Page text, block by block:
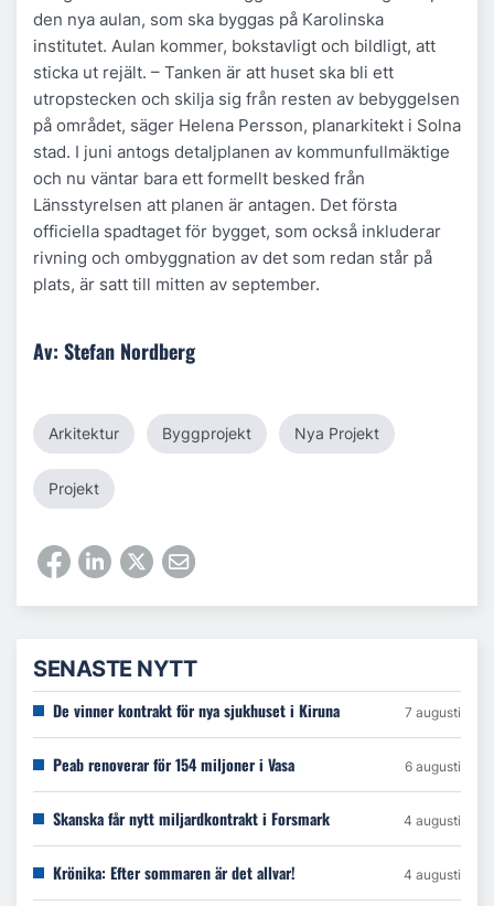
den nya aulan, som ska byggas på Karolinska
institutet. Aulan kommer, bokstavligt och bildligt, att
sticka ut rejält. – Tanken är att huset ska bli ett
utropstecken och skilja sig från resten av bebyggelsen
på området, säger Helena Persson, planarkitekt i Solna
stad. I juni antogs detaljplanen av kommunfullmäktige
och nu väntar bara ett formellt besked från
Länsstyrelsen att planen är antagen. Det första
officiella spadtaget för bygget, som också inkluderar
rivning och ombyggnation av det som redan står på
plats, är satt till mitten av september.
Av: Stefan Nordberg
Arkitektur Byggprojekt Nya Projekt
Projekt
SENASTE NYTT
De vinner kontrakt för nya sjukhuset i Kiruna 7 augusti
Peab renoverar för 154 miljoner i Vasa 6 augusti
Skanska får nytt miljardkontrakt i Forsmark 4 augusti
Krönika: Efter sommaren är det allvar! 4 augusti